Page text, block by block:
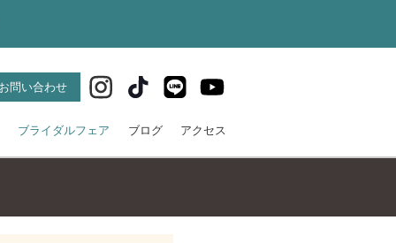
ブライダルフェア ブログ アクセス
問い合わせ